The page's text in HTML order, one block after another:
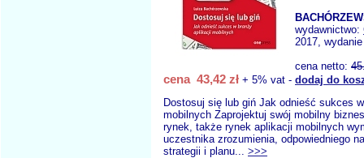
wydawnictwo:
2017,
cena netto:
cena 43,42 zł + 5% vat - dodaj do
Dostosuj się lub giń Jak odnieść sukces
mobilnych Zaprojektuj swój mobilny
rynek, także rynek aplikacji mobilnych
uczestnika zrozumienia, odpowiedniego
strategii i planu... >>>